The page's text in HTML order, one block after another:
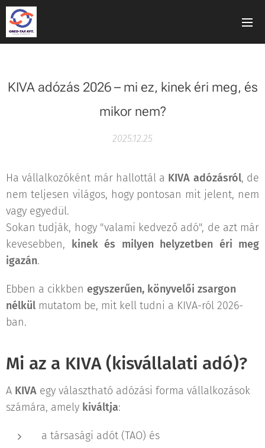
KIVA adózás 2026 – mi ez, kinek éri meg, és
mikor nem?
2025.12.25
Ha vállalkozóként már hallottál a KIVA adózásról, de
nem teljesen világos, hogy pontosan mit jelent, nem
vagy egyedül.
Sokan tudják, hogy "valami kedvező adó", de azt már
kevesebben,
kinek és milyen helyzetben éri meg
igazán.
Ebben a cikkben egyszerűen, könyvelői zsargon
nélkül mutatom be, mit kell tudni a KIVA-ról 2026-
ban.
Mi az a KIVA (kisvállalati adó)?
A KIVA egy választható adózási forma vállalkozások
számára, amely kiváltja:
a társasági adót (TAO) és